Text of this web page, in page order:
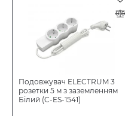
Подовжувач ELECTRUM 3
розетки 5 м з заземленням
Білий (C-ES-1541)